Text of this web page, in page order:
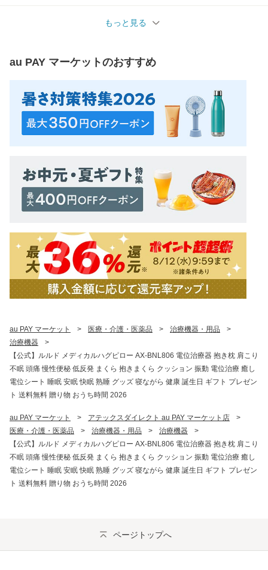
もっと見る
au PAY マーケットのおすすめ
au PAY マーケット > 医療・介護・医薬品 > 治療機器・用品
>
治療機器
>
【公式】ルルド メディカルハグピロー AX-BNL806 電位治療器 抱き枕 肩こり
不眠 頭痛 慢性便秘 低反発 まくら 抱きまくら クッション 振動 電位治療 癒し
電位シート 睡眠 安眠 快眠 熟睡 グッズ 寝ながら 健康 誕生日 ギフト プレゼン
ト 送料無料 贈り物 おうち時間 2026
au PAY マーケット > アテックスダイレクト au PAY マーケット店
>
医療・介護・医薬品
> 治療機器・用品 > 治療機器
>
【公式】ルルド メディカルハグピロー AX-BNL806 電位治療器 抱き枕 肩こり
不眠 頭痛 慢性便秘 低反発 まくら 抱きまくら クッション 振動 電位治療 癒し
電位シート 睡眠 安眠 快眠 熟睡 グッズ 寝ながら 健康 誕生日 ギフト プレゼン
ト 送料無料 贈り物 おうち時間 2026
ページトップへ